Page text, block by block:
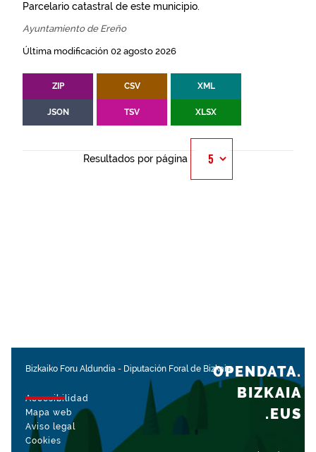
Parcelario catastral de este municipio.
Ayuntamiento de Ereño
Última modificación 02 agosto 2026
ZIP CSV XML
JSON TSV XLSX
Resultados por página
Bizkaiko Foru Aldundia - Diputación Foral de Bizkaia
Accesibilidad
Mapa web
Aviso legal
Cookies
OPENDATA.
BIZKAIA
.EUS